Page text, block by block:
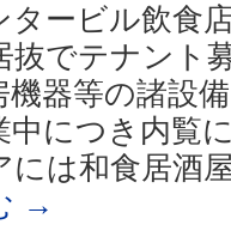
タービル飲食
抜でテナント
機器等の諸設
中につき内覧
には和食居酒
→